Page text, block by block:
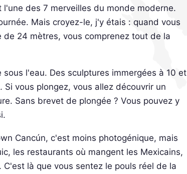
l'une des 7 merveilles du monde moderne.
Mais croyez-le, j'y étais : quand vous
24 mètres, vous comprenez tout de la
sous l'eau. Des sculptures immergées à 10 et
vous plongez, vous allez découvrir un
Sans brevet de plongée ? Vous pouvez y
Cancún, c'est moins photogénique, mais
les restaurants où mangent les Mexicains,
là que vous sentez le pouls réel de la